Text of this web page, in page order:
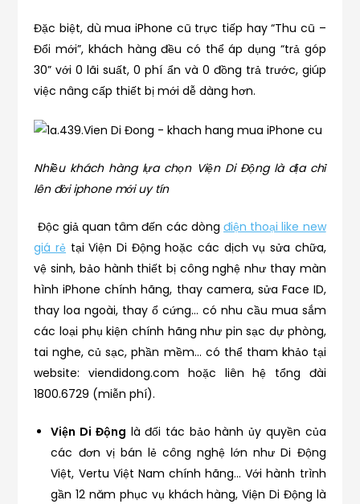
Đặc biệt, dù mua iPhone cũ trực tiếp hay “Thu cũ –
Đổi mới”, khách hàng đều có thể áp dụng “trả góp
30” với 0 lãi suất, 0 phí ẩn và 0 đồng trả trước, giúp
việc nâng cấp thiết bị mới dễ dàng hơn.
Nhiều khách hàng lựa chọn Viện Di Động là địa chỉ
lên đời iphone mới uy tín
Độc giả quan tâm đến các dòngđiện thoại like new
giá rẻ tại Viện Di Động hoặc các dịch vụ sửa chữa,
vệ sinh, bảo hành thiết bị công nghệ như thay màn
hình iPhone chính hãng, thay camera, sửa Face ID,
thay loa ngoài, thay ổ cứng… có nhu cầu mua sắm
các loại phụ kiện chính hãng như pin sạc dự phòng,
tai nghe, củ sạc, phần mềm… có thể tham khảo tại
website: viendidong.com hoặc liên hệ tổng đài
1800.6729 (miễn phí).
Viện Di Động là đối tác bảo hành ủy quyền của
các đơn vị bán lẻ công nghệ lớn như Di Động
Việt, Vertu Việt Nam chính hãng… Với hành trình
gần 12 năm phục vụ khách hàng, Viện Di Động là